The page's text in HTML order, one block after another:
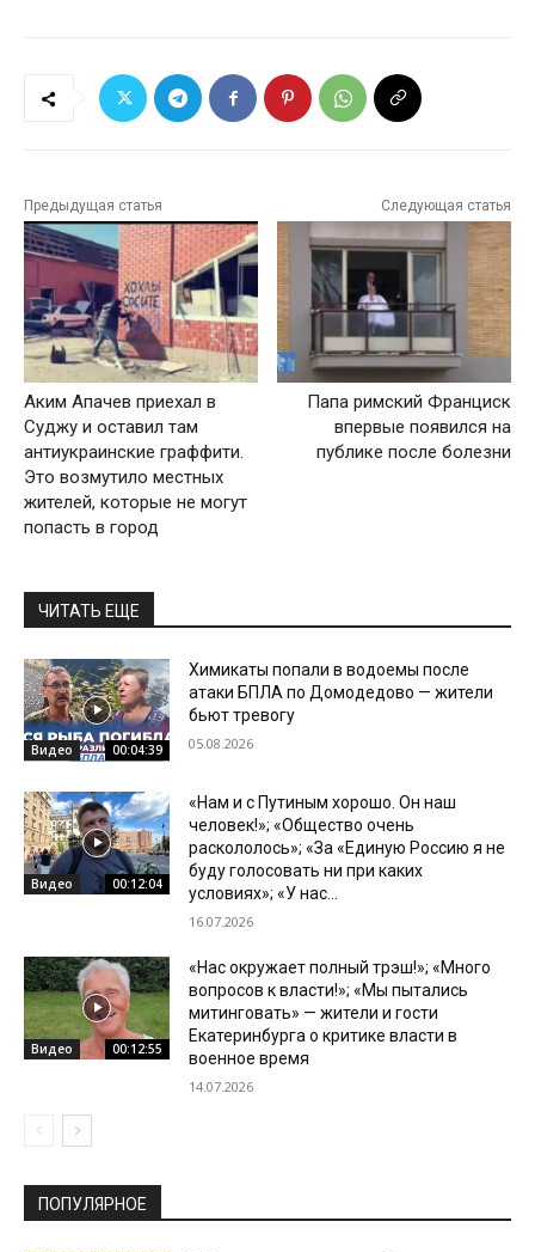
Предыдущая статья
Аким Апачев приехал в
Суджу и оставил там
антиукраинские граффити.
Это возмутило местных
жителей, которые не могут
попасть в город
Следующая статья
Папа римский Франциск
впервые появился на
публике после болезни
ЧИТАТЬ ЕЩЕ
Видео 00:04:39
Химикаты попали в водоемы после
атаки БПЛА по Домодедово — жители
бьют тревогу
05.08.2026
Видео 00:12:04
«Нам и с Путиным хорошо. Он наш
человек!»; «Общество очень
раскололось»; «За «Единую Россию я не
буду голосовать ни при каких
условиях»; «У нас...
16.07.2026
Видео 00:12:55
«Нас окружает полный трэш!»; «Много
вопросов к власти!»; «Мы пытались
митинговать» — жители и гости
Екатеринбурга о критике власти в
военное время
14.07.2026
ПОПУЛЯРНОЕ